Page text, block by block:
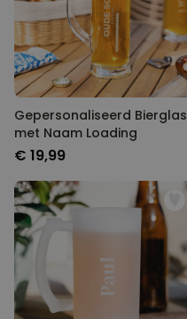
Gepersonaliseerd Bierglas
met Naam Loading
€ 19,99